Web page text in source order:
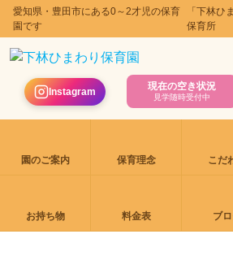
愛知県・豊田市にある0～2才児の保育
園です
「下林ひ
保育所
Instagram 現在の空き状況
見学随時受付中
園のご案内 保育理念 こだ
お持ち物 料金表 ブ